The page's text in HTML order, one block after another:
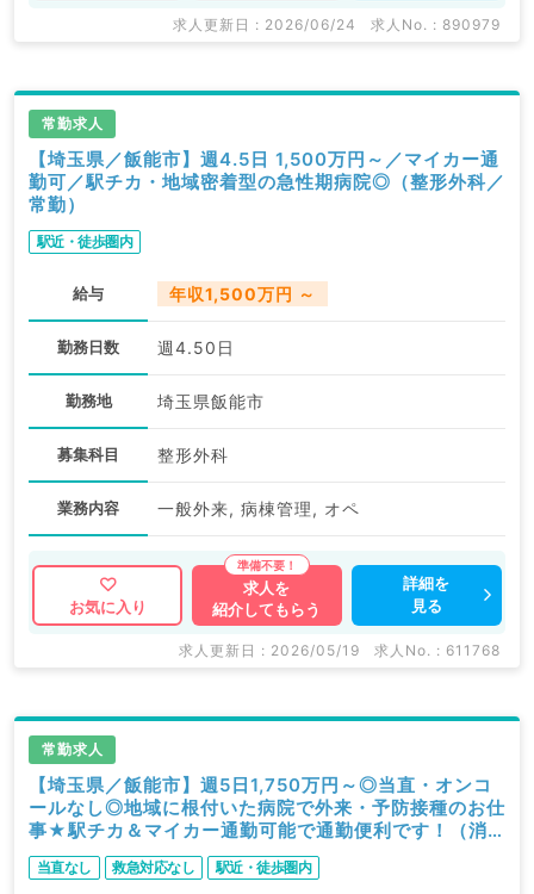
求人更新日 : 2026/06/24 求人No. : 890979
常勤求人
【埼玉県／飯能市】週4.5日 1,500万円～／マイカー通
勤可／駅チカ・地域密着型の急性期病院◎（整形外科／
常勤）
駅近・徒歩圏内
給与 年収1,500万円 ～
勤務日数 週4.50日
勤務地 埼玉県飯能市
募集科目 整形外科
業務内容 一般外来, 病棟管理, オペ
お気に入り
求人を
紹介してもらう
詳細を
見る
求人更新日 : 2026/05/19 求人No. : 611768
常勤求人
【埼玉県／飯能市】週5日1,750万円～◎当直・オンコ
ールなし◎地域に根付いた病院で外来・予防接種のお仕
事★駅チカ＆マイカー通勤可能で通勤便利です！（消
化器内科／常勤）
当直なし 救急対応なし 駅近・徒歩圏内